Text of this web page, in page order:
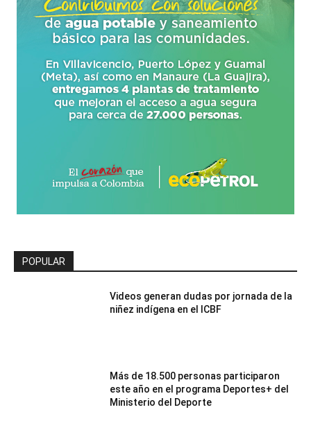
POPULAR
Videos generan dudas por jornada de la
niñez indígena en el ICBF
Más de 18.500 personas participaron
este año en el programa Deportes+ del
Ministerio del Deporte